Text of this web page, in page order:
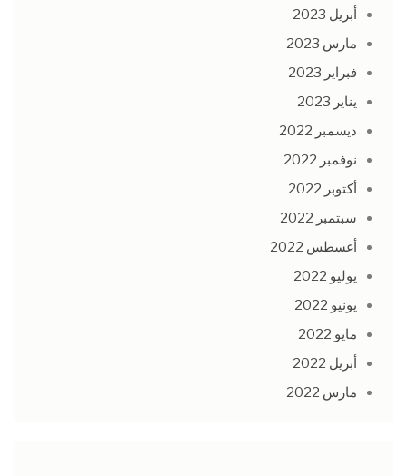
أبريل 2023
مارس 2023
فبراير 2023
يناير 2023
ديسمبر 2022
نوفمبر 2022
أكتوبر 2022
سبتمبر 2022
أغسطس 2022
يوليو 2022
يونيو 2022
مايو 2022
أبريل 2022
مارس 2022